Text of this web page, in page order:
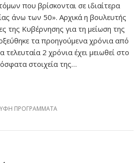
που βρίσκονται σε ιδιαίτερα
άνω των 50». Αρχικά η βουλευτής
της Κυβέρνησης για τη μείωση της
τα προηγούμενα χρόνια από
2 χρόνια έχει μειωθεί στο
στοιχεία της…
ΠΡΟΓΡΑΜΜΑΤΑ